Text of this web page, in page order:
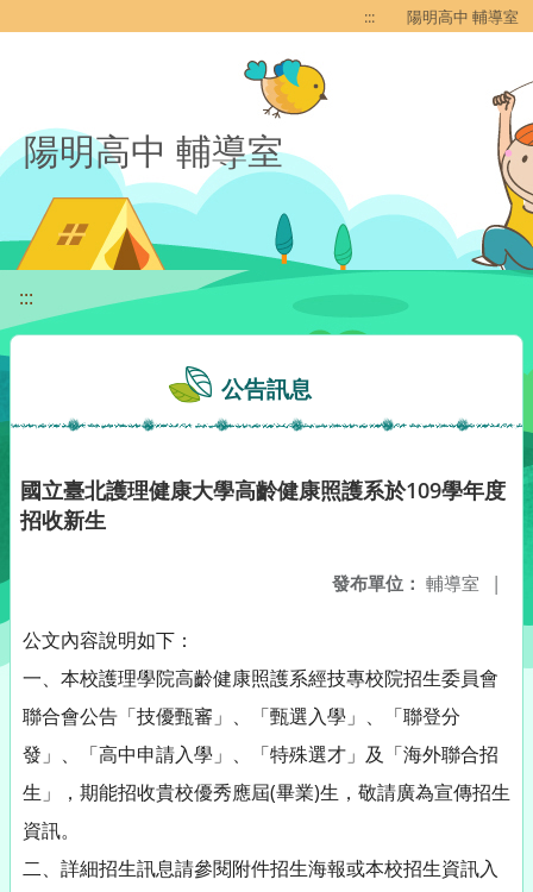
::: 陽明高中 輔導室
陽明高中 輔導室
:::
公告訊息
國立臺北護理健康大學高齡健康照護系於109學年度
招收新生
發布單位： 輔導室 |
公文內容說明如下：
一、本校護理學院高齡健康照護系經技專校院招生委員會
聯合會公告「技優甄審」、「甄選入學」、「聯登分
發」、「高中申請入學」、「特殊選才」及「海外聯合招
生」，期能招收貴校優秀應屆(畢業)生，敬請廣為宣傳招生
資訊。
二、詳細招生訊息請參閱附件招生海報或本校招生資訊入